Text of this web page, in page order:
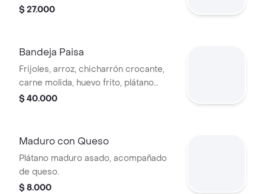
especias de la casa.
$ 27.000
Bandeja Paisa
Frijoles, arroz, chicharrón crocante,
carne molida, huevo frito, plátano
maduro, arepa y aguacate.
$ 40.000
Maduro con Queso
Plátano maduro asado, acompañado
de queso.
$ 8.000